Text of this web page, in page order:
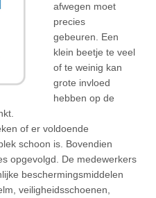
afwegen moet
precies
gebeuren. Een
klein beetje te veel
of te weinig kan
grote invloed
hebben op de
of er voldoende
schoon is. Bovendien
opgevolgd. De medewerkers
beschermingsmiddelen
veiligheidsschoenen,